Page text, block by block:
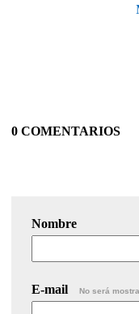
0 COMENTARIOS
Nombre
E-mail No será